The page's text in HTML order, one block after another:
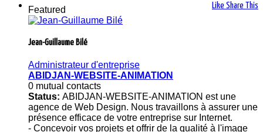
Like Share This
Featured
Jean-Guillaume Bilé
Administrateur d'entreprise
ABIDJAN-WEBSITE-ANIMATION
0 mutual contacts
Status: ABIDJAN-WEBSITE-ANIMATION est une
agence de Web Design. Nous travaillons à assurer une
présence efficace de votre entreprise sur Internet.
- Concevoir vos projets et offrir de la qualité à l'image